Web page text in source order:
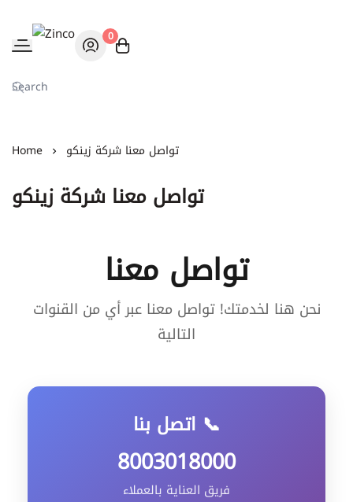
Zinco
0
Home تواصل معنا شركة زينكو
تواصل معنا شركة زينكو
تواصل معنا
نحن هنا لخدمتك! تواصل معنا عبر أي من القنوات
التالية
📞 اتصل بنا
8003018000
فريق العناية بالعملاء